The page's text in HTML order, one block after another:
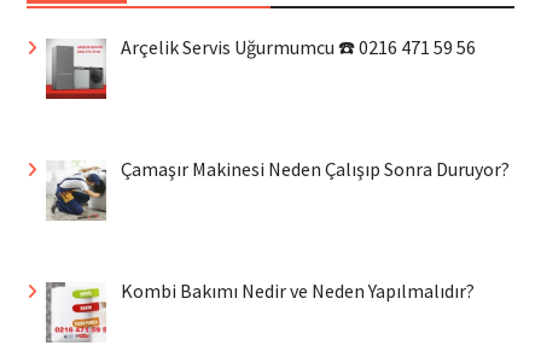
Arçelik Servis Uğurmumcu ☎️ 0216 471 59 56
Çamaşır Makinesi Neden Çalışıp Sonra Duruyor?
Kombi Bakımı Nedir ve Neden Yapılmalıdır?